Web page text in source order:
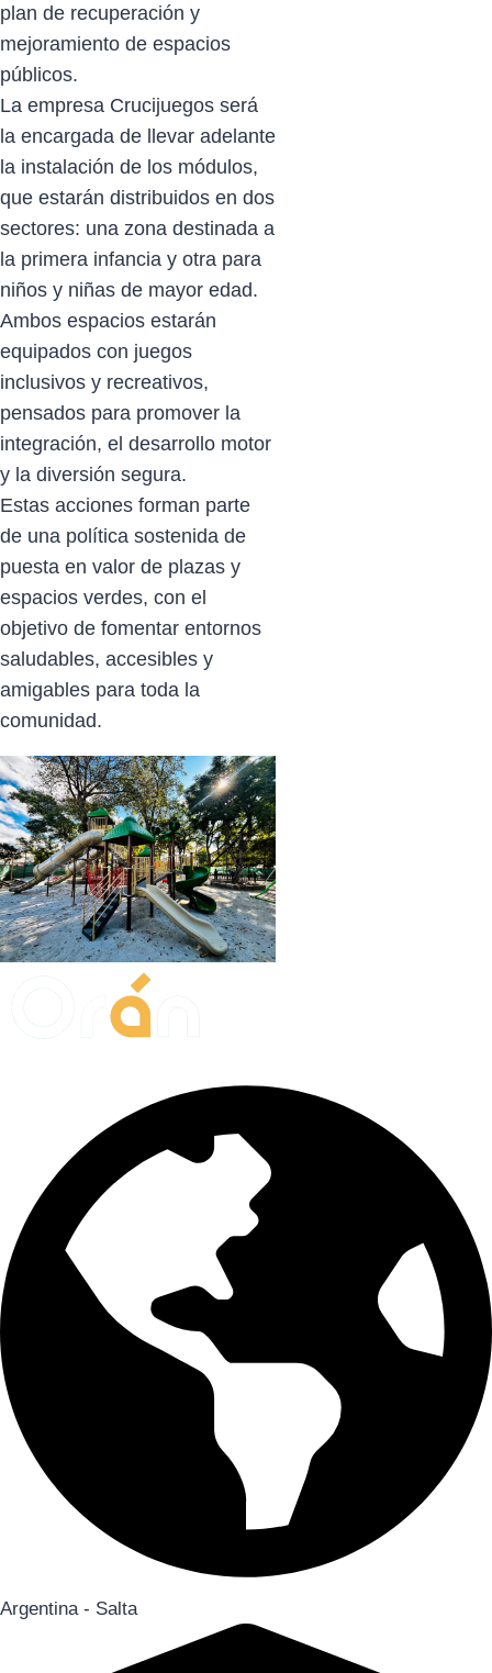
plan de recuperación y
mejoramiento de espacios
públicos.
La empresa Crucijuegos será
la encargada de llevar adelante
la instalación de los módulos,
que estarán distribuidos en dos
sectores: una zona destinada a
la primera infancia y otra para
niños y niñas de mayor edad.
Ambos espacios estarán
equipados con juegos
inclusivos y recreativos,
pensados para promover la
integración, el desarrollo motor
y la diversión segura.
Estas acciones forman parte
de una política sostenida de
puesta en valor de plazas y
espacios verdes, con el
objetivo de fomentar entornos
saludables, accesibles y
amigables para toda la
comunidad.
Argentina - Salta